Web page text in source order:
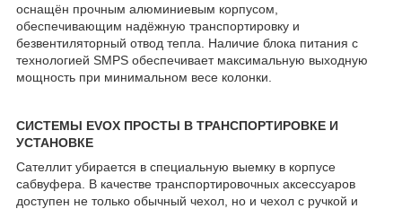
оснащён прочным алюминиевым корпусом,
обеспечивающим надёжную транспортировку и
безвентиляторный отвод тепла. Наличие блока питания с
технологией SMPS обеспечивает максимальную выходную
мощность при минимальном весе колонки.
СИСТЕМЫ EVOX ПРОСТЫ В ТРАНСПОРТИРОВКЕ И
УСТАНОВКЕ
Сателлит убирается в специальную выемку в корпусе
сабвуфера. В качестве транспортировочных аксессуаров
доступен не только обычный чехол, но и чехол с ручкой и